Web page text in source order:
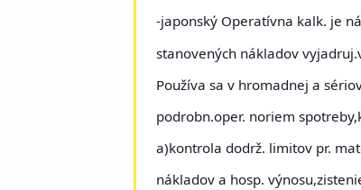
-japonský Operatívna kalk. je
stanovených nákladov
Používa sa v hromadnej a
podrobn.oper. noriem
a)kontrola dodrž. limitov pr.
nákladov a hosp.